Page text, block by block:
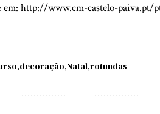
em: http://www.cm-castelo-paiva.pt/
decoração Natal rotundas